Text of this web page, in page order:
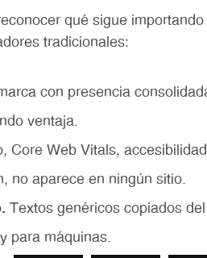
qué sigue
tradicionales:
con presencia
ventaja.
Core Web Vitals,
no aparece en ningún sitio.
Textos genéricos copiados
para máquinas.